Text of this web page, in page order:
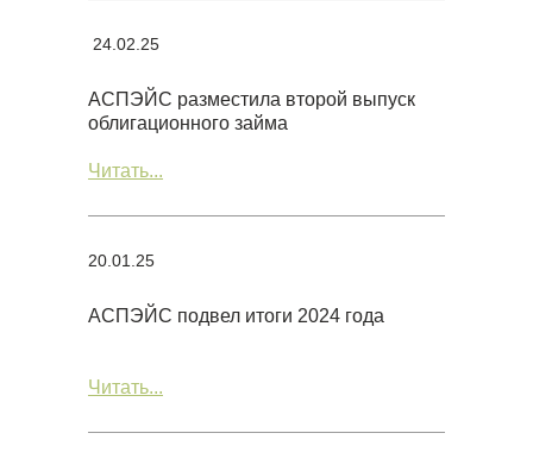
24.02.25
АСПЭЙС разместила второй выпуск
облигационного займа
Читать...
20.01.25
АСПЭЙС подвел итоги 2024 года
Читать...